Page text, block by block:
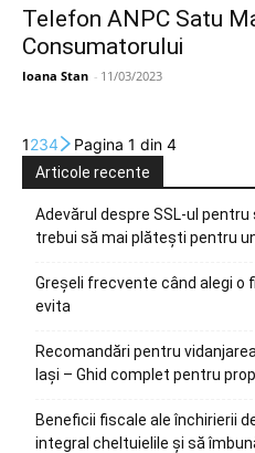
Telefon ANPC Satu
Consumatorului
Ioana Stan - 11/03/2023
1234 Pagina 1 din 4
Articole recente
Adevărul despre SSL-ul
trebui să mai plătești pentru
Greșeli frecvente când alegi o
evita
Recomandări pentru
Iași – Ghid complet pentru
Beneficii fiscale ale închirierii
integral cheltuielile și să